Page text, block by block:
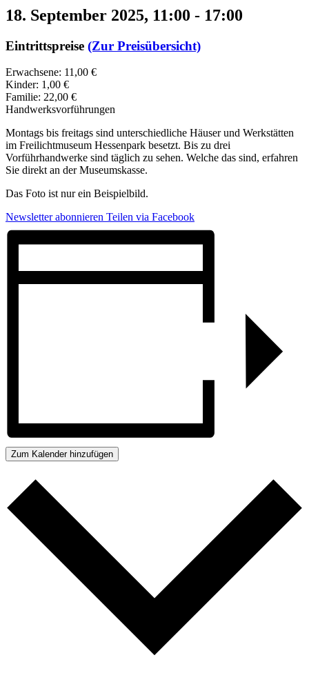
18. September 2025, 11:00 - 17:00
Eintrittspreise (Zur Preisübersicht)
Erwachsene: 11,00 €
Kinder: 1,00 €
Familie: 22,00 €
Handwerksvorführungen
Montags bis freitags sind unterschiedliche Häuser und Werkstätten
im Freilichtmuseum Hessenpark besetzt. Bis zu drei
Vorführhandwerke sind täglich zu sehen. Welche das sind, erfahren
Sie direkt an der Museumskasse.
Das Foto ist nur ein Beispielbild.
Newsletter abonnieren Teilen via Facebook
Zum Kalender hinzufügen